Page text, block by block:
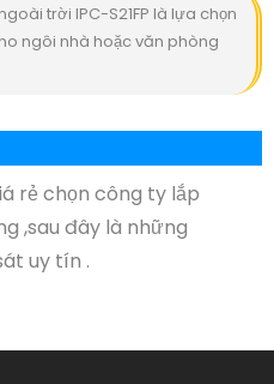
trời IPC-S21FP là lựa chọn
ngôi nhà hoặc văn phòng
rẻ chọn công ty lắp
,sau đây là những
uy tín .